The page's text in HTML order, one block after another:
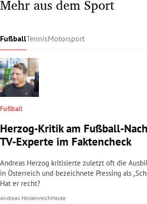
Mehr aus dem Sport
FußballTennisMotorsport
Fußball
Herzog-Kritik am Fußball-
TV-Experte im Faktencheck
Andreas Herzog kritisierte zuletzt oft die
in Österreich und bezeichnete Pressing als
Hat er recht?
Andreas HeidenreichHeute